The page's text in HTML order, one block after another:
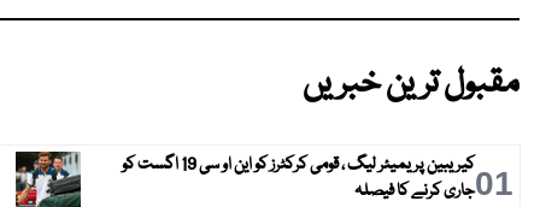
مقبول ترین خبریں
01
کیریبین پریمیئر لیگ ، قومی کرکٹرز کو این او سی 19 اگست کو
جاری کرنے کا فیصلہ